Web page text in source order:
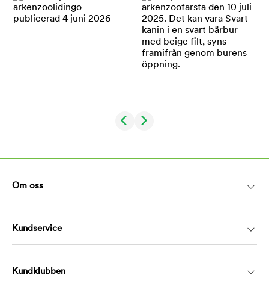
Om oss
Kundservice
Kundklubben